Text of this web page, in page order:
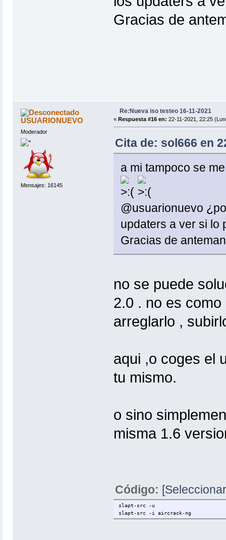
Gracias de
USUARIONUEVO
Moderador
Mensajes: 16145
Re:Nueva iso testeo 16-11-2021
« Respuesta #16 en: 22-11-2021, 22:25
Cita de: sol666 en
a mi tampoco se
@usuarionuevo
updaters a ver si lo
Gracias de
no se puede
2.0 . no es
arreglarlo ,
aqui ,o coges el
tu mismo.
o sino
misma 1.6
Código:
slapt-src -u
slapt-src -i aircrack-ng